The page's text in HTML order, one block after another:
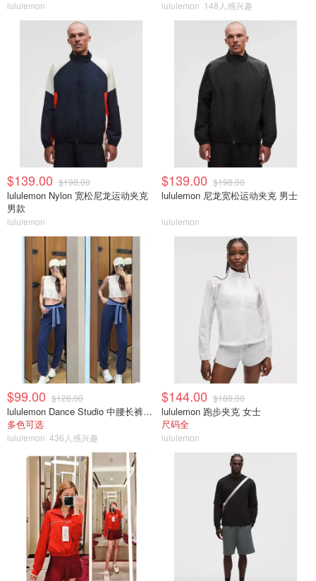
lululemon lululemon 148人感兴趣
$139.00 $198.00
lululemon Nylon 宽松尼龙运动夹克
男款
lululemon
$139.00 $198.00
lululemon 尼龙宽松运动夹克 男士
lululemon
$99.00 $128.00
lululemon Dance Studio 中腰长裤 女装常规款
多色可选
lululemon 436人感兴趣
$144.00 $188.00
lululemon 跑步夹克 女士
尺码全
lululemon